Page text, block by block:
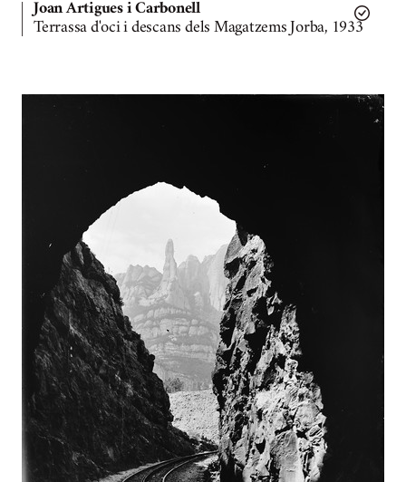
Joan Artigues i Carbonell
Terrassa d'oci i descans dels Magatzems Jorba, 1933